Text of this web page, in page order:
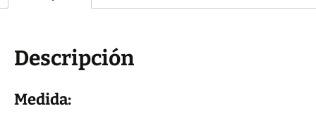
Descripción
Medida: